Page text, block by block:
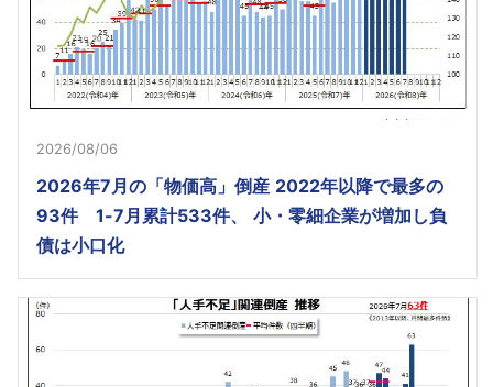
2026/08/06
2026年7月の「物価高」倒産 2022年以降で最多の
93件 1-7月累計533件、 小・零細企業が増加し負
債は小口化